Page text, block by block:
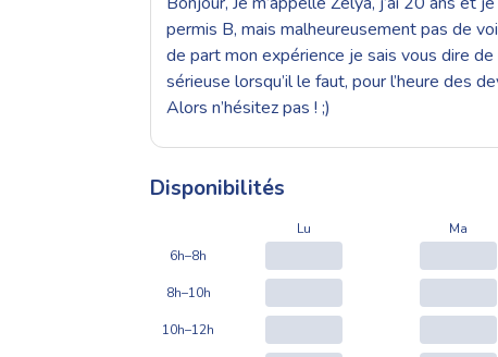
permis B, mais malheureusement pas de
de part mon expérience je sais vous dire
sérieuse lorsqu’il le faut, pour l’heure des
Alors n’hésitez pas ! ;)
Disponibilités
Lu Ma
6h–8h
8h–10h
10h–12h